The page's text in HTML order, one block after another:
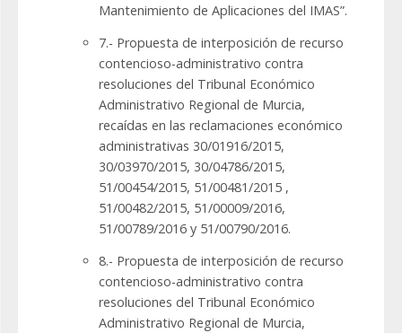
Mantenimiento de Aplicaciones del IMAS”.
7.- Propuesta de interposición de recurso
contencioso-administrativo contra
resoluciones del Tribunal Económico
Administrativo Regional de Murcia,
recaídas en las reclamaciones económico
administrativas 30/01916/2015,
30/03970/2015, 30/04786/2015,
51/00454/2015, 51/00481/2015 ,
51/00482/2015, 51/00009/2016,
51/00789/2016 y 51/00790/2016.
8.- Propuesta de interposición de recurso
contencioso-administrativo contra
resoluciones del Tribunal Económico
Administrativo Regional de Murcia,